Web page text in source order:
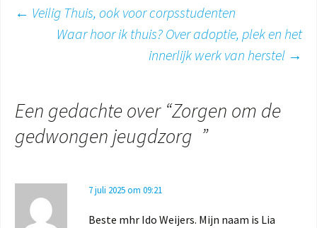
Berichtnavigatie
← Veilig Thuis, ook voor corpsstudenten
Waar hoor ik thuis? Over adoptie, plek en het
innerlijk werk van herstel →
Een gedachte over “Zorgen om de
gedwongen jeugdzorg ”
7 juli 2025 om 09:21
Beste mhr Ido Weijers. Mijn naam is Lia